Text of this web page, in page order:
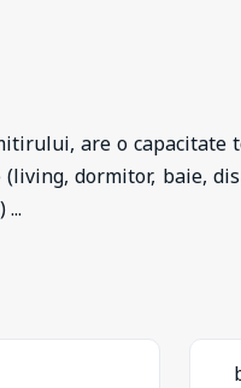
are o capacitate
dormitor, baie,
...